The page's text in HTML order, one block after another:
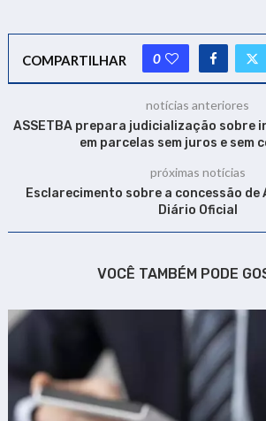
COMPARTILHAR 0
notícias anteriores
ASSETBA prepara judicialização sobre
em parcelas sem juros e sem
próximas notícias
Esclarecimento sobre a concessão de
Diário Oficial
VOCÊ TAMBÉM PODE